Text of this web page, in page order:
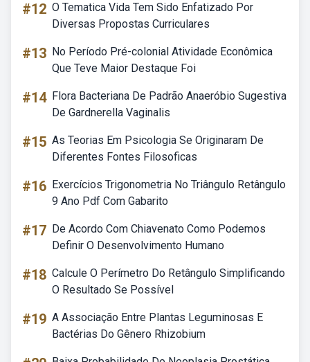
#12 O Tematica Vida Tem Sido Enfatizado Por
Diversas Propostas Curriculares
#13 No Período Pré-colonial Atividade Econômica
Que Teve Maior Destaque Foi
#14 Flora Bacteriana De Padrão Anaeróbio Sugestiva
De Gardnerella Vaginalis
#15 As Teorias Em Psicologia Se Originaram De
Diferentes Fontes Filosoficas
#16 Exercícios Trigonometria No Triângulo Retângulo
9 Ano Pdf Com Gabarito
#17 De Acordo Com Chiavenato Como Podemos
Definir O Desenvolvimento Humano
#18 Calcule O Perímetro Do Retângulo Simplificando
O Resultado Se Possível
#19 A Associação Entre Plantas Leguminosas E
Bactérias Do Gênero Rhizobium